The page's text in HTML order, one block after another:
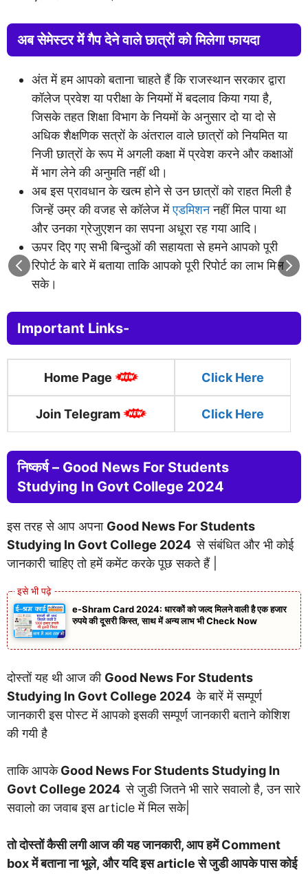
अब सेमेस्टर में गैप देने वाले छात्रों को मिलेगा फायदा
अंत में हम आपको बताना चाहते हैं कि राजस्थान सरकार द्वारा
कॉलेज प्रवेश या परीक्षा के नियमों में बदलाव किया गया है,
जिसके तहत शिक्षा विभाग के नियमों के अनुसार दो या दो से
अधिक शैक्षणिक सत्रों के अंतराल वाले छात्रों को नियमित या
निजी छात्रों के रूप में अगली कक्षा में प्रवेश करने और कक्षाओं
में भाग लेने की अनुमति नहीं थी।
अब इस प्रावधान के खत्म होने से उन छात्रों को राहत मिली है
जिन्हें उम्र की वजह से कॉलेज मेंएडमिशननहीं मिल पाया था
और उनका ग्रेजुएशन का सपना अधूरा रह गया आदि।
ऊपर दिए गए सभी बिन्दुओं की सहायता से हमने आपको पूरी
रिपोर्ट के बारे में बताया ताकि आपको पूरी रिपोर्ट का लाभ मिल
सके।
Important Links-
Home Page ClickHere
Join Telegram Click Here
निष्कर्ष – Good News For Students
Studying In Govt College 2024
इस तरह से आप अपना Good News For Students
Studying In Govt College 2024से संबंधित और भी कोई
जानकारी चाहिए तो हमें कमेंट करके पूछ सकते हैं |
e-Shram Card 2024: धारकों को जल्द मिलने वाली है एक हजार
रुपये की दूसरी किस्त, साथ में अन्य लाभ भी Check Now
दोस्तों यह थी आज की Good News For Students
Studying In Govt College 2024के बारें में सम्पूर्ण
जानकारी इस पोस्ट में आपको इसकी सम्पूर्ण जानकारी बताने कोशिश
की गयी है
ताकि आपकेGood News For Students Studying In
Govt College 2024से जुडी जितने भी सारे सवालो है, उन सारे
सवालो का जवाब इस article में मिल सके|
तो दोस्तों कैसी लगी आज की यह जानकारी, आप हमें Comment
box में बताना ना भूले, और यदि इस article से जुडी आपके पास कोई